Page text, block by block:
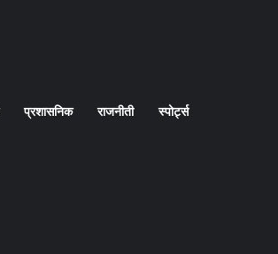
प्रशासनिक राजनीती स्पोर्ट्स